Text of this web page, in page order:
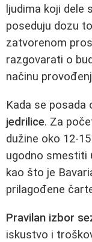
ljudima koji dele
poseduju dozu
zatvorenom
razgovarati o
načinu
Kada se posada
jedrilice. Za
dužine oko 12-
ugodno smestiti
kao što je
prilagođene
Pravilan izbor
iskustvo i